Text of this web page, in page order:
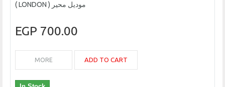
موديل محير ( LONDON )
700.00 EGP
ADD TO CART
MORE